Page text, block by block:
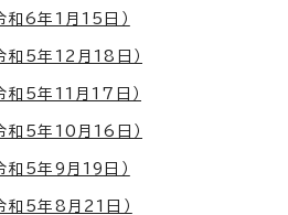
和6年1月15日）
和5年12月18日）
和5年11月17日）
和5年10月16日）
和5年9月19日）
和5年8月21日）